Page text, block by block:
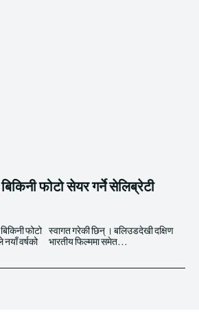
फोटो सेयर गर्ने सेलिब्रेटी
फोटो
नयाँ वर्षको
दक्षिण
भारतीय फिल्ममा समेत...